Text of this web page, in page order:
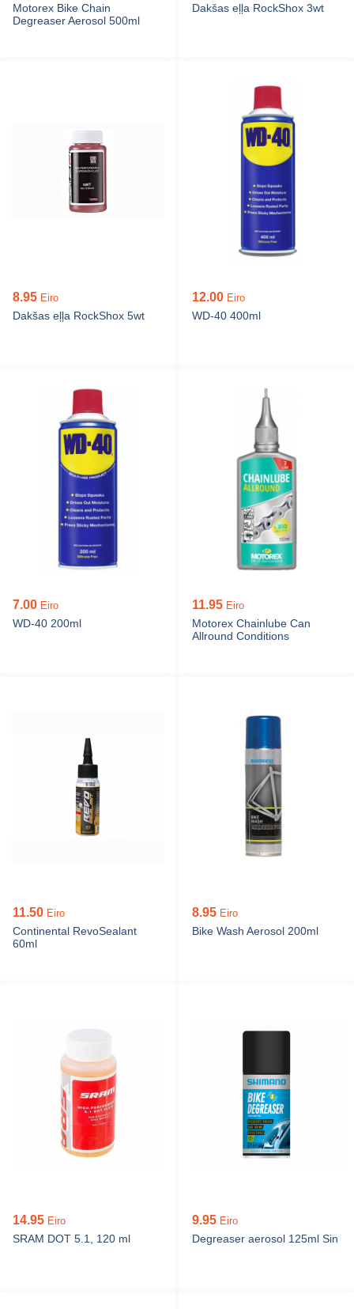
Motorex Bike Chain
Degreaser Aerosol 500ml
Dakšas eļļa RockShox 3wt
8.95 Eiro
Dakšas eļļa RockShox 5wt
12.00 Eiro
WD-40 400ml
7.00 Eiro
WD-40 200ml
11.95 Eiro
Motorex Chainlube Can
Allround Conditions
11.50 Eiro
Continental RevoSealant
60ml
8.95 Eiro
Bike Wash Aerosol 200ml
14.95 Eiro
SRAM DOT 5.1, 120 ml
9.95 Eiro
Degreaser aerosol 125ml Sin